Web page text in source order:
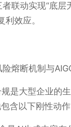
联动实现“底层
利效应。
熔断机制与
是大型企业的
含以下刚性动作